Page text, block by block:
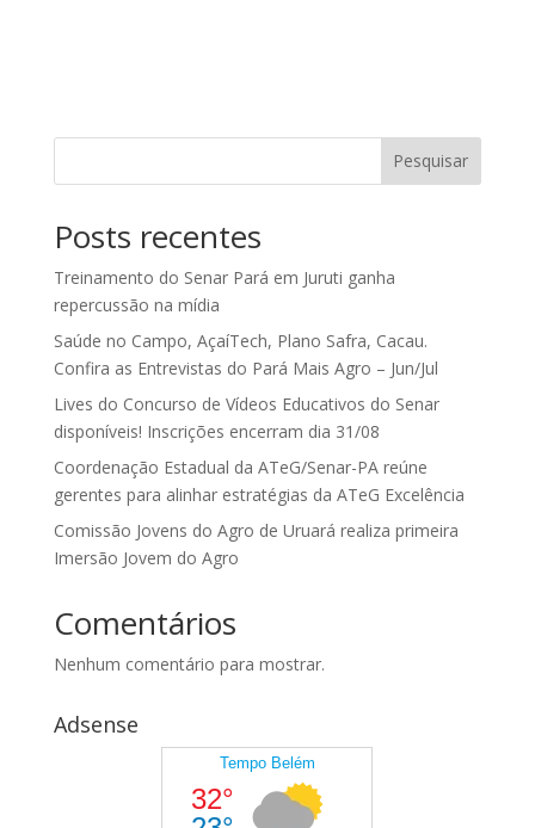
Pesquisar
Posts recentes
Treinamento do Senar Pará em Juruti ganha
repercussão na mídia
Saúde no Campo, AçaíTech, Plano Safra, Cacau.
Confira as Entrevistas do Pará Mais Agro – Jun/Jul
Lives do Concurso de Vídeos Educativos do Senar
disponíveis! Inscrições encerram dia 31/08
Coordenação Estadual da ATeG/Senar-PA reúne
gerentes para alinhar estratégias da ATeG Excelência
Comissão Jovens do Agro de Uruará realiza primeira
Imersão Jovem do Agro
Comentários
Nenhum comentário para mostrar.
Adsense